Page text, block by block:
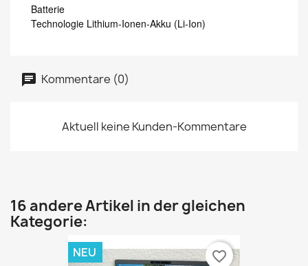
Batterie
Technologie Lithium-Ionen-Akku (Li-Ion)
Kommentare (0)
Aktuell keine Kunden-Kommentare
16 andere Artikel in der gleichen
Kategorie:
NEU
favorite_border